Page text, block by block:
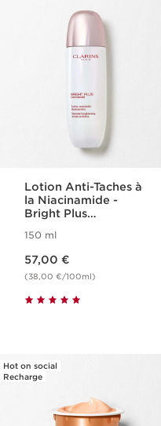
Lotion Anti-Taches à
la Niacinamide -
Bright Plus
150 ml
57,00 €
(38,00 €/100ml)
Hot on social
Recharge